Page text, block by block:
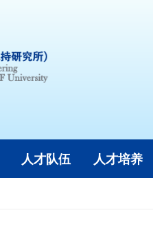
人才队伍 人才培养